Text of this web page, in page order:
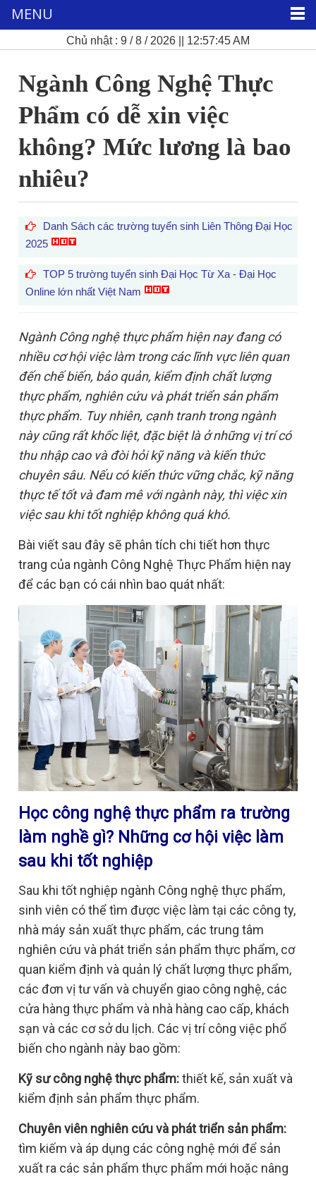
Chủ nhật : 9 / 8 / 2026 || 12:57:46 AM
Ngành Công Nghệ Thực
Phẩm có dễ xin việc
không? Mức lương là bao
nhiêu?
Danh Sách các trường tuyển sinh Liên Thông Đại Học
2025
TOP 5 trường tuyển sinh Đại Học Từ Xa - Đại Học
Online lớn nhất Việt Nam
Ngành Công nghệ thực phẩm hiện nay đang có
nhiều cơ hội việc làm trong các lĩnh vực liên quan
đến chế biến, bảo quản, kiểm định chất lượng
thực phẩm, nghiên cứu và phát triển sản phẩm
thực phẩm. Tuy nhiên, cạnh tranh trong ngành
này cũng rất khốc liệt, đặc biệt là ở những vị trí có
thu nhập cao và đòi hỏi kỹ năng và kiến thức
chuyên sâu. Nếu có kiến thức vững chắc, kỹ năng
thực tế tốt và đam mê với ngành này, thì việc xin
việc sau khi tốt nghiệp không quá khó.
Bài viết sau đây sẽ phân tích chi tiết hơn thực
trang của ngành Công Nghệ Thực Phẩm hiện nay
để các bạn có cái nhìn bao quát nhất:
Học công nghệ thực phẩm ra trường
làm nghề gì? Những cơ hội việc làm
sau khi tốt nghiệp
Sau khi tốt nghiệp ngành Công nghệ thực phẩm,
sinh viên có thể tìm được việc làm tại các công ty,
nhà máy sản xuất thực phẩm, các trung tâm
nghiên cứu và phát triển sản phẩm thực phẩm, cơ
quan kiểm định và quản lý chất lượng thực phẩm,
các đơn vị tư vấn và chuyển giao công nghệ, các
cửa hàng thực phẩm và nhà hàng cao cấp, khách
sạn và các cơ sở du lịch. Các vị trí công việc phổ
biến cho ngành này bao gồm:
Kỹ sư công nghệ thực phẩm:thiết kế, sản xuất và
kiểm định sản phẩm thực phẩm.
Chuyên viên nghiên cứu và phát triển sản phẩm:
tìm kiếm và áp dụng các công nghệ mới để sản
xuất ra các sản phẩm thực phẩm mới hoặc nâng
MENU